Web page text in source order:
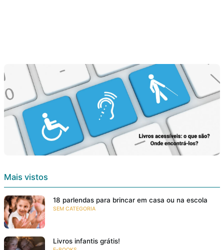
Mais vistos
18 parlendas para brincar em casa ou na escola
SEM CATEGORIA
Livros infantis grátis!